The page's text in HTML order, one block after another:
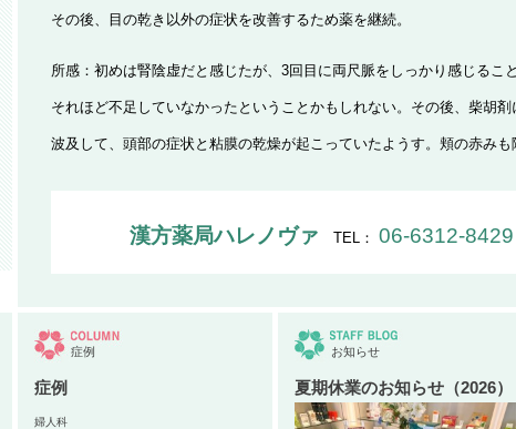
その後、目の乾き以外の症状を改善するため薬を継続。
所感：初めは腎陰虚だと感じたが、3回目に両尺脈をしっかり感じる
それほど不足していなかったということかもしれない。その後、柴胡
波及して、頭部の症状と粘膜の乾燥が起こっていたようす。頬の赤みも
漢方薬局ハレノヴァ TEL： 06-6312-8429
症例
症例
婦人科
お知らせ
夏期休業のお知らせ（2026）